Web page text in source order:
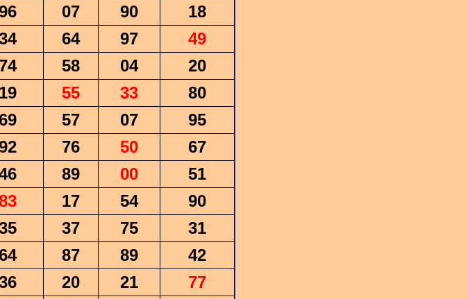
07 90
18
64 97
49
74 58 04
20
19 55 33
80
57 07
95
76 50
67
89 00
51
17 54
90
37 75
31
87 89
42
20 21
77